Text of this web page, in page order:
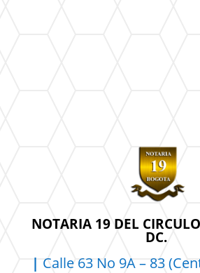
NOTARIA 19 DEL
DC.
| Calle 63 No 9A – 83